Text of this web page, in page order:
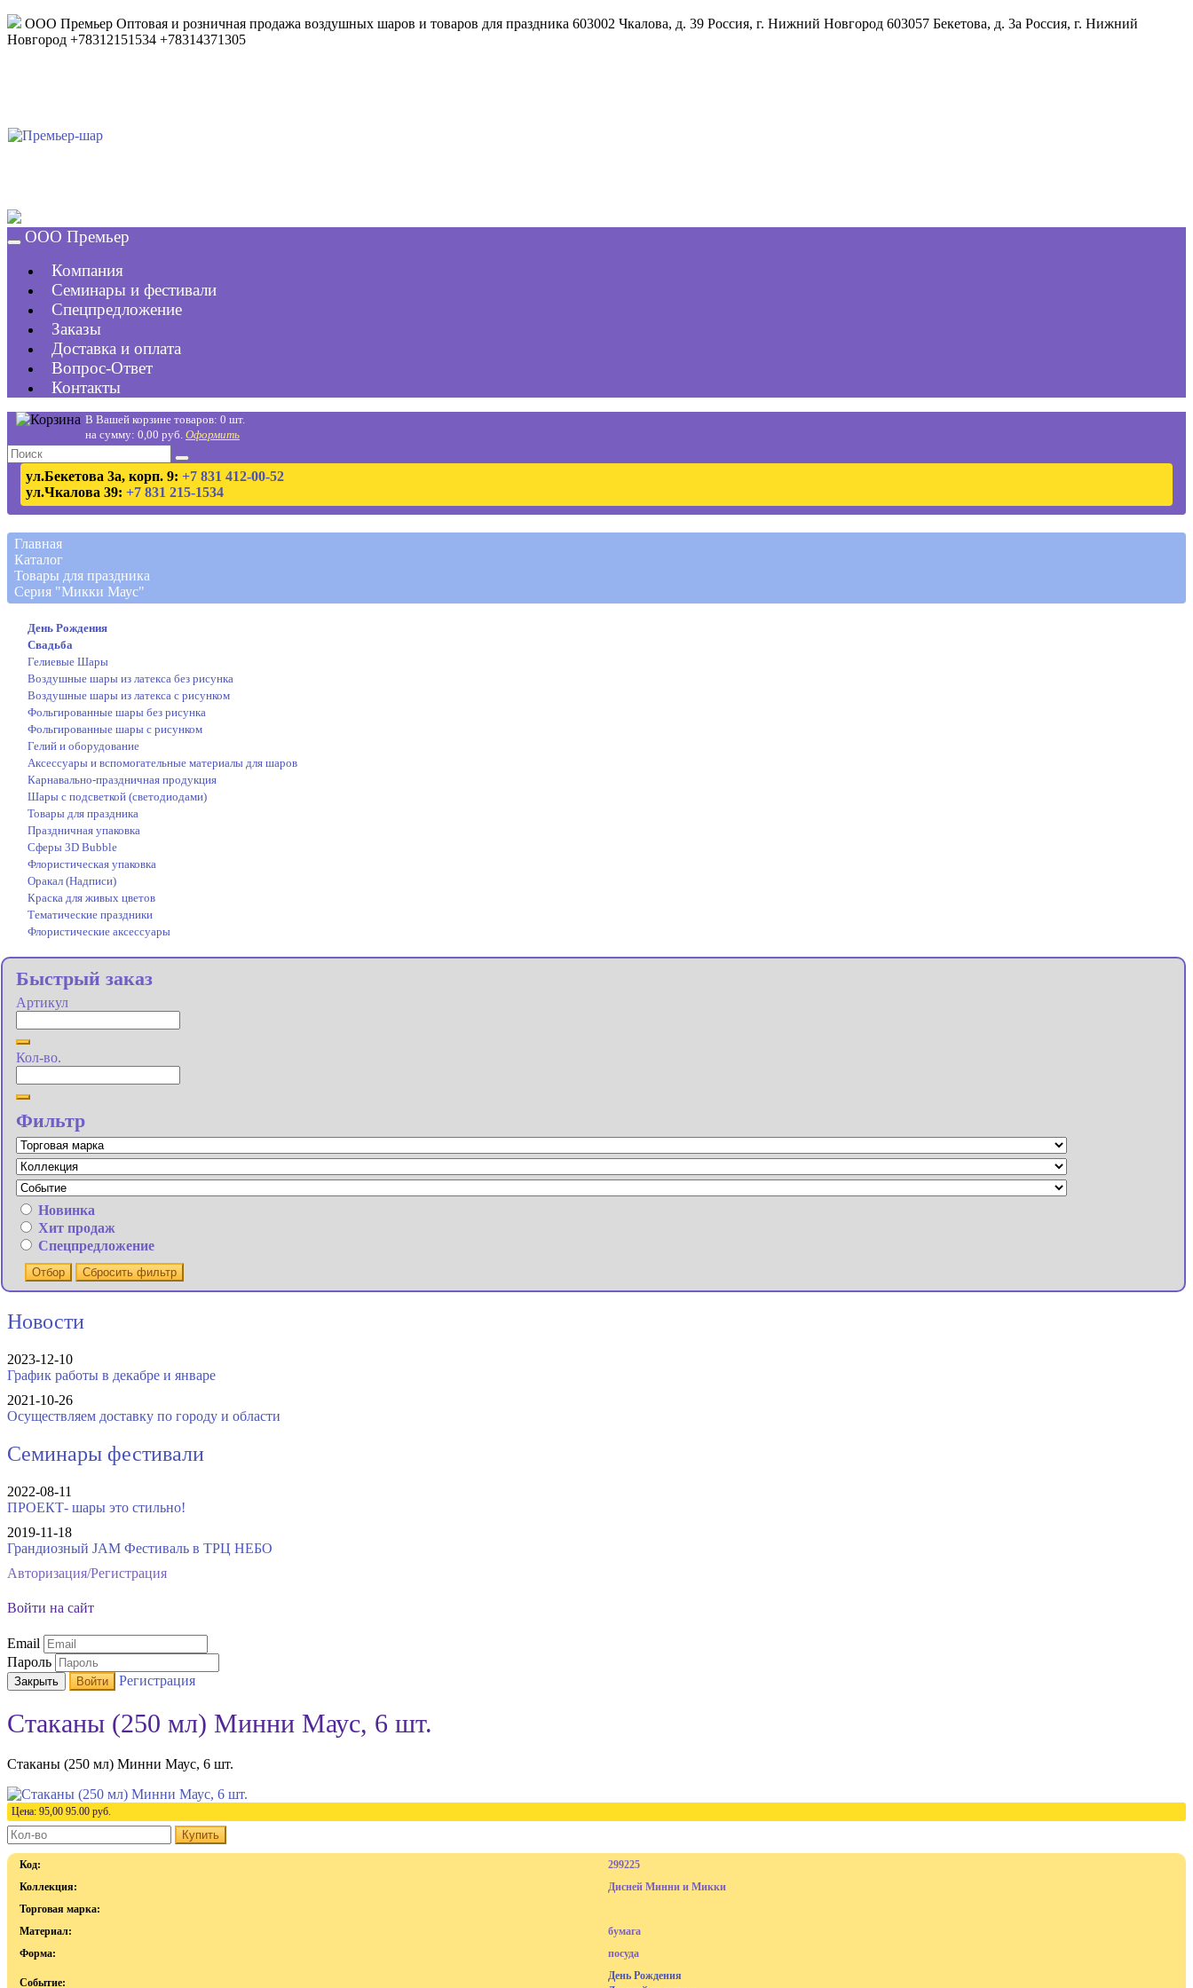
ООО Премьер Оптовая и розничная продажа воздушных шаров и товаров для праздника 603002 Чкалова, д. 39 Россия, г. Нижний Новгород 603057 Бекетова, д. 3а Россия, г. Нижний
Новгород +78312151534 +78314371305
ООО Премьер
Компания
Семинары и фестивали
Спецпредложение
Заказы
Доставка и оплата
Вопрос-Ответ
Контакты
В Вашей корзине товаров: 0 шт.
на сумму: 0,00 руб. Оформить
ул.Бекетова 3а, корп. 9: +7 831 412-00-52
ул.Чкалова 39: +7 831 215-1534
Главная
Каталог
Товары для праздника
Серия "Микки Маус"
День Рождения
Свадьба
Гелиевые Шары
Воздушные шары из латекса без рисунка
Воздушные шары из латекса с рисунком
Фольгированные шары без рисунка
Фольгированные шары с рисунком
Гелий и оборудование
Аксессуары и вспомогательные материалы для шаров
Карнавально-праздничная продукция
Шары с подсветкой (светодиодами)
Товары для праздника
Праздничная упаковка
Сферы 3D Bubble
Флористическая упаковка
Оракал (Надписи)
Краска для живых цветов
Тематические праздники
Флористические аксессуары
Быстрый заказ
Артикул
Кол-во.
Фильтр
Новинка
Хит продаж
Спецпредложение
Отбор Сбросить фильтр
Новости
2023-12-10
График работы в декабре и январе
2021-10-26
Осуществляем доставку по городу и области
Семинары фестивали
2022-08-11
ПРОЕКТ- шары это стильно!
2019-11-18
Грандиозный JAM Фестиваль в ТРЦ НЕБО
Авторизация/Регистрация
Войти на сайт
Email
Пароль
Закрыть Войти Регистрация
Стаканы (250 мл) Минни Маус, 6 шт.
Стаканы (250 мл) Минни Маус, 6 шт.
Цена: 95,00 95.00 руб.
Купить
Код:
299225
Коллекция:
Дисней Минни и Микки
Торговая марка:
Материал:
бумага
Форма:
посуда
Событие:
День Рождения